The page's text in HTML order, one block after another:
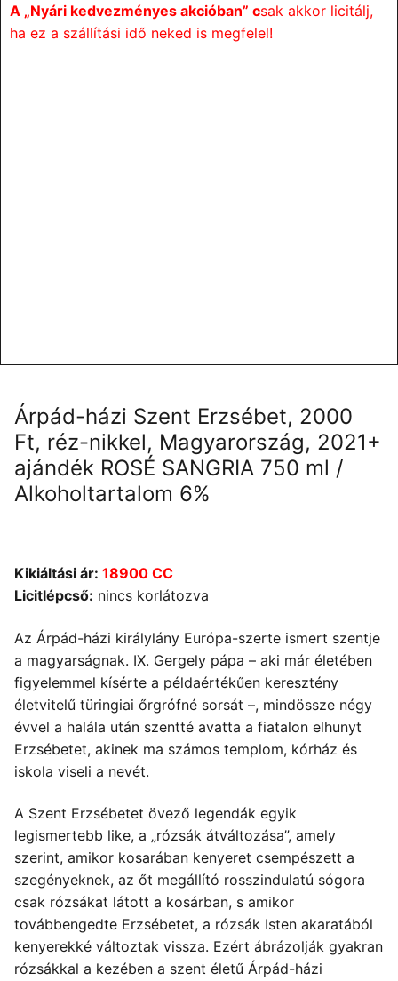
A „Nyári kedvezményes akcióban” csak akkor licitálj,
ha ez a szállítási idő neked is megfelel!
Árpád-házi Szent Erzsébet, 2000
Ft, réz-nikkel, Magyarország, 2021+
ajándék ROSÉ SANGRIA 750 ml /
Alkoholtartalom 6%
Kikiáltási ár: 18900 CC
Licitlépcső: nincs korlátozva
Az Árpád-házi királylány Európa-szerte ismert szentje
a magyarságnak. IX. Gergely pápa – aki már életében
figyelemmel kísérte a példaértékűen keresztény
életvitelű türingiai őrgrófné sorsát –, mindössze négy
évvel a halála után szentté avatta a fiatalon elhunyt
Erzsébetet, akinek ma számos templom, kórház és
iskola viseli a nevét.
A Szent Erzsébetet övező legendák egyik
legismertebb like, a „rózsák átváltozása”, amely
szerint, amikor kosarában kenyeret csempészett a
szegényeknek, az őt megállító rosszindulatú sógora
csak rózsákat látott a kosárban, s amikor
továbbengedte Erzsébetet, a rózsák Isten akaratából
kenyerekké változtak vissza. Ezért ábrázolják gyakran
rózsákkal a kezében a szent életű Árpád-házi